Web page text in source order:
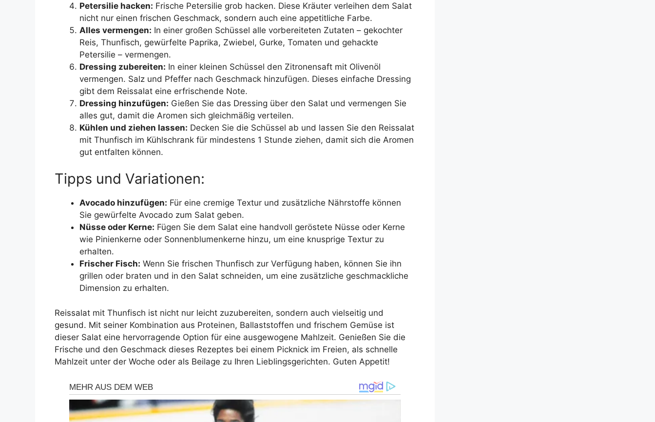
Petersilie hacken: Frische Petersilie grob hacken. Diese Kräuter verleihen dem Salat
nicht nur einen frischen Geschmack, sondern auch eine appetitliche Farbe.
Alles vermengen: In einer großen Schüssel alle vorbereiteten Zutaten – gekochter
Reis, Thunfisch, gewürfelte Paprika, Zwiebel, Gurke, Tomaten und gehackte
Petersilie – vermengen.
Dressing zubereiten: In einer kleinen Schüssel den Zitronensaft mit Olivenöl
vermengen. Salz und Pfeffer nach Geschmack hinzufügen. Dieses einfache Dressing
gibt dem Reissalat eine erfrischende Note.
Dressing hinzufügen: Gießen Sie das Dressing über den Salat und vermengen Sie
alles gut, damit die Aromen sich gleichmäßig verteilen.
Kühlen und ziehen lassen: Decken Sie die Schüssel ab und lassen Sie den Reissalat
mit Thunfisch im Kühlschrank für mindestens 1 Stunde ziehen, damit sich die Aromen
gut entfalten können.
Tipps und Variationen:
Avocado hinzufügen: Für eine cremige Textur und zusätzliche Nährstoffe können
Sie gewürfelte Avocado zum Salat geben.
Nüsse oder Kerne: Fügen Sie dem Salat eine handvoll geröstete Nüsse oder Kerne
wie Pinienkerne oder Sonnenblumenkerne hinzu, um eine knusprige Textur zu
erhalten.
Frischer Fisch: Wenn Sie frischen Thunfisch zur Verfügung haben, können Sie ihn
grillen oder braten und in den Salat schneiden, um eine zusätzliche geschmackliche
Dimension zu erhalten.
Reissalat mit Thunfisch ist nicht nur leicht zuzubereiten, sondern auch vielseitig und
gesund. Mit seiner Kombination aus Proteinen, Ballaststoffen und frischem Gemüse ist
dieser Salat eine hervorragende Option für eine ausgewogene Mahlzeit. Genießen Sie die
Frische und den Geschmack dieses Rezeptes bei einem Picknick im Freien, als schnelle
Mahlzeit unter der Woche oder als Beilage zu Ihren Lieblingsgerichten. Guten Appetit!